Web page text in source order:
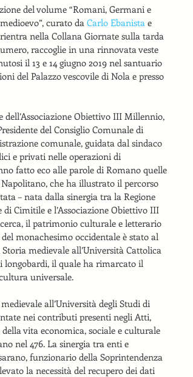
del volume “Romani, Germani e
curato da Carlo Ebanista e
nella Collana Giornate sulla tarda
raccoglie in una rinnovata veste
il 13 e 14 giugno 2019 nel santuario
del Palazzo vescovile di Nola e presso
Obiettivo III Millennio,
del Consiglio Comunale di
comunale, guidata dal sindaco
e privati nelle operazioni di
fatto eco alle parole di Romano quelle
che ha illustrato il percorso
– nata dalla sinergia tra la Regione
Cimitile e l’Associazione Obiettivo III
il patrimonio culturale e letterario
monachesimo occidentale è stato al
medievale all’Università Cattolica
longobardi, il quale ha rimarcato il
universale.
all’Università degli Studi di
nei contributi presenti negli Atti,
vita economica, sociale e culturale
nel 476. La sinergia tra enti e
funzionario della Soprintendenza
la necessità del recupero dei dati